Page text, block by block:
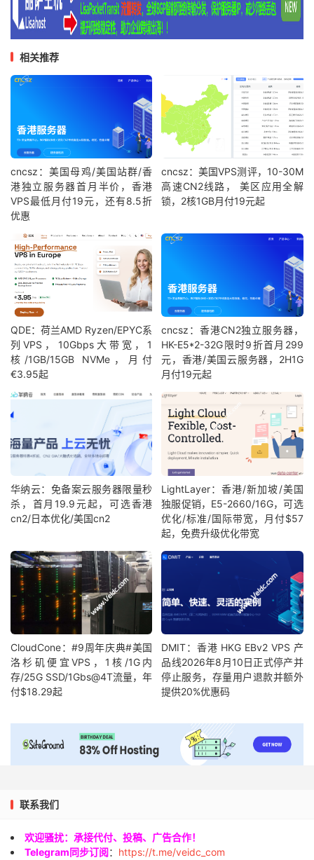
相关推荐
cncsz：美国母鸡/美国站群/香
港独立服务器首月半价，香港
VPS最低月付19元，还有8.5折
优惠
cncsz：美国VPS测评，10-30M
高速CN2线路， 美区应用全解
锁，2核1GB月付19元起
QDE：荷兰AMD Ryzen/EPYC系
列VPS，10Gbps大带宽，1
核/1GB/15GB NVMe，月付
€3.95起
cncsz：香港CN2独立服务器，
HK-E5*2-32G限时9折首月299
元，香港/美国云服务器，2H1G
月付19元起
华纳云：免备案云服务器限量秒
杀，首月19.9元起，可选香港
cn2/日本优化/美国cn2
LightLayer：香港/新加坡/美国
独服促销，E5-2660/16G，可选
优化/标准/国际带宽，月付$57
起，免费升级优化带宽
CloudCone：#9周年庆典#美国
洛杉矶便宜VPS，1核/1G内
存/25G SSD/1Gbs@4T流量，年
付$18.29起
DMIT：香港 HKG EBv2 VPS 产
品线2026年8月10日正式停产并
停止服务，存量用户退款并额外
提供20%优惠码
联系我们
欢迎骚扰：承接代付、投稿、广告合作！
Telegram同步订阅： https://t.me/veidc_com